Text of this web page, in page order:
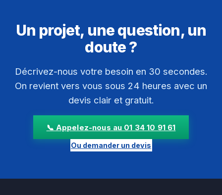
Un projet, une question, un
doute ?
Décrivez-nous votre besoin en 30 secondes.
On revient vers vous sous 24 heures avec un
devis clair et gratuit.
📞 Appelez-nous au 01 34 10 91 61
Ou demander un devis